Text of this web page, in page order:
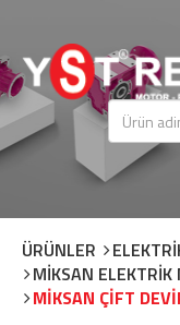
ÜRÜNLER
MİKSAN
MİKSAN ÇİFT